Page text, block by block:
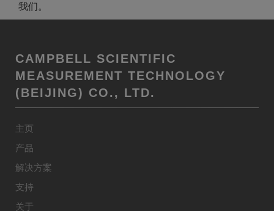
我们。
CAMPBELL SCIENTIFIC
MEASUREMENT TECHNOLOGY
(BEIJING) CO., LTD.
主页
产品
解决方案
支持
关于